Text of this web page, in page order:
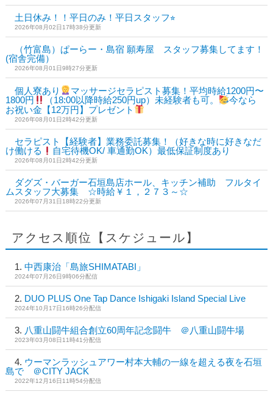
土日休み！！平日のみ！平日スタッフ⭐︎
2026年08月02日17時38分更新
（竹富島）ぱーらー・島宿 願寿屋 スタッフ募集してます！
(宿舎完備）
2026年08月01日9時27分更新
個人寮あり
マッサージセラピスト募集！平均時給1200円〜
1800円
（18:00以降時給250円up）未経験者も可。
今なら
お祝い金【12万円】プレゼント
2026年08月01日2時42分更新
セラピスト【経験者】業務委託募集！（好きな時に好きなだ
け働ける
自宅待機OK/ 車通勤OK）最低保証制度あり
2026年08月01日2時42分更新
ダグズ・バーガー石垣島店ホール、キッチン補助 フルタイ
ムスタッフ大募集 ☆時給￥１，２７３～☆
2026年07月31日18時22分更新
アクセス順位【スケジュール】
中西康治「島旅SHIMATABI」
2024年07月26日9時06分配信
DUO PLUS One Tap Dance Ishigaki Island Special Live
2024年10月17日16時26分配信
八重山闘牛組合創立60周年記念闘牛 ＠八重山闘牛場
2023年03月08日11時41分配信
ウーマンラッシュアワー村本大輔の一線を超える夜を石垣
島で ＠CITY JACK
2022年12月16日11時54分配信